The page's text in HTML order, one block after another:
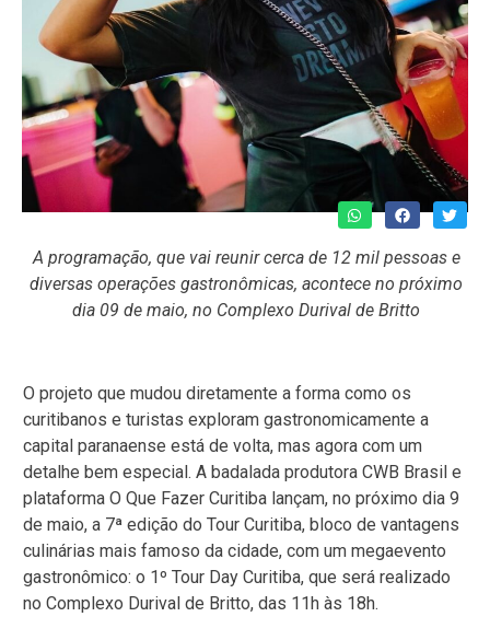
A programação, que vai reunir cerca de 12 mil pessoas e
diversas operações gastronômicas, acontece no próximo
dia 09 de maio, no Complexo Durival de Britto
O projeto que mudou diretamente a forma como os
curitibanos e turistas exploram gastronomicamente a
capital paranaense está de volta, mas agora com um
detalhe bem especial. A badalada produtora CWB Brasil e
plataforma O Que Fazer Curitiba lançam, no próximo dia 9
de maio, a 7ª edição do Tour Curitiba, bloco de vantagens
culinárias mais famoso da cidade, com um megaevento
gastronômico: o 1º Tour Day Curitiba, que será realizado
no Complexo Durival de Britto, das 11h às 18h.